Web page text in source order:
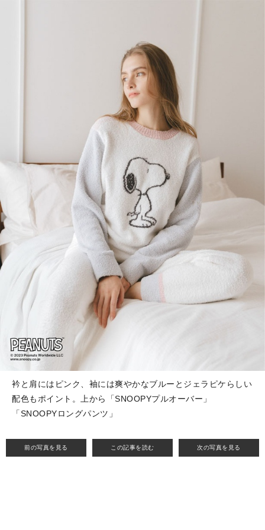
前の写真を見る この記事を読む 次の写真を見る
衿と肩にはピンク、袖には爽やかなブルーとジェラピケらしい
配色もポイント。上から「SNOOPYプルオーバー」
「SNOOPYロングパンツ」